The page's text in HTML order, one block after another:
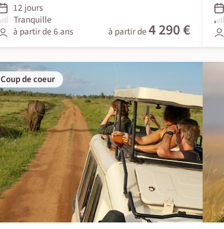
12 jours
Tranquille
à partir de 6 ans
à partir de4 290 €
Coup de coeur